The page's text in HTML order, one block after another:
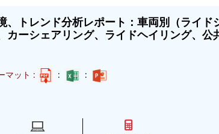
、トレンド分析レポート：車両別（ライド
カーシェアリング、ライドヘイリング、
マット : : :